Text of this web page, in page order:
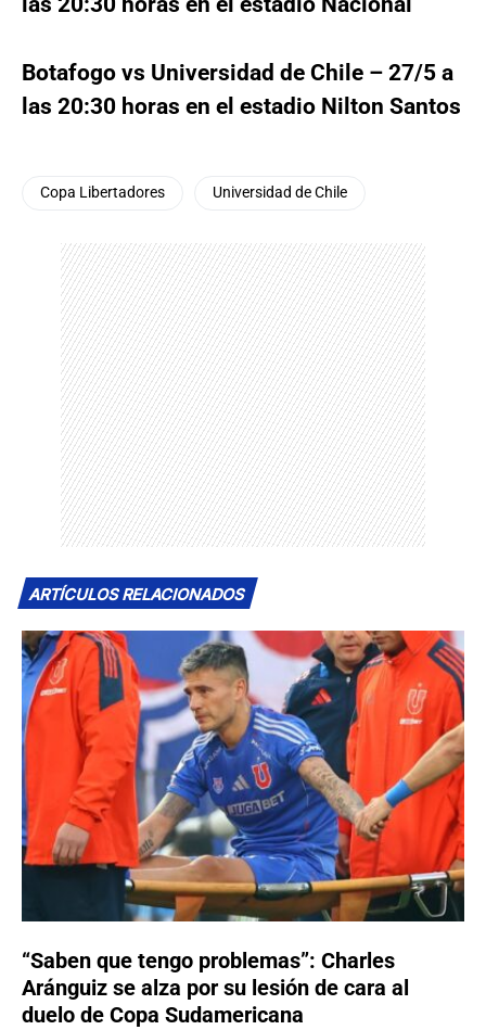
Botafogo vs Universidad de Chile – 27/5 a
las 20:30 horas en el estadio Nilton Santos
Copa Libertadores Universidad de Chile
ARTÍCULOS RELACIONADOS
“Saben que tengo problemas”: Charles
Aránguiz se alza por su lesión de cara al
duelo de Copa Sudamericana